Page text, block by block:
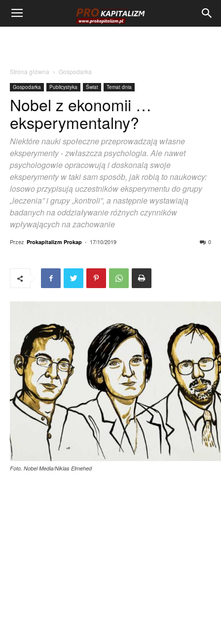
Strona główna Gospodarka
Gospodarka Publicystyka Świat Temat dnia
Nobel z ekonomii …
eksperymentalny?
Niektóre nauki społeczne przeprowadzają własne
eksperymenty - zwłaszcza psychologia. Ale nawet
psychologowie opracowują i doskonalą swoje
eksperymenty w taki sam sposób, jak robią to naukowcy:
losowo przypisują uczestników eksperymentu do grupy
„leczenia” i grupy „kontroli”, a następnie wystawiają
badanych na oddziaływanie różnych czynników
wpływających na zachowanie
Przez Prokapitalizm Prokap - 17/10/2019 0
Foto. Nobel Media/Niklas Elmehed